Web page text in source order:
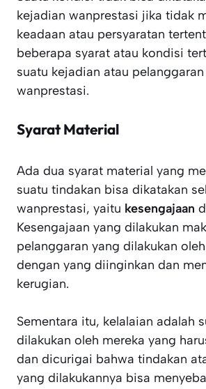
kejadian wanprestasi jika tidak
keadaan atau persyaratan
beberapa syarat atau kondisi
suatu kejadian atau
wanprestasi.
Syarat Material
Ada dua syarat material yang
suatu tindakan bisa dikatakan
wanprestasi, yaitu kesengajaan
Kesengajaan yang dilakukan
pelanggaran yang dilakukan
dengan yang diinginkan dan
kerugian.
Sementara itu, kelalaian adalah
dilakukan oleh mereka yang
dan dicurigai bahwa tindakan
yang dilakukannya bisa